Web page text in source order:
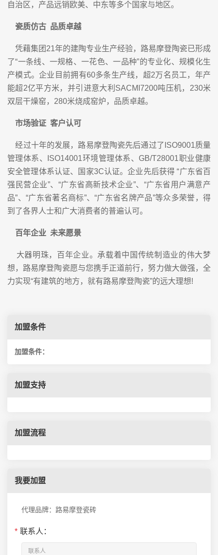
自治区，产品远销欧美、中东等多个国家与地区。
瓷质仿古 品质卓越
凭藉集团21年的建陶专业生产经验，路易摩登陶瓷已形成
了“一条线、一规格、一花色、一品种”的专业化、规模化生
产模式。企业目前拥有60多条生产线，超2万名员工，年产
能超2亿平方米，并引进意大利SACMI7200吨压机，230米
双层干燥窑，280米烧成窑炉，品质卓越。
市场验证 客户认可
经过十年的发展，路易摩登陶瓷先后通过了ISO9001质量
管理体系、ISO14001环境管理体系、GB/T28001职业健康
安全管理体系认证、国家3C认证。企业先后获得 “广东省百
强民营企业”、“广东省高新技术企业”、“广东省用户满意产
品”、“广东省著名商标”、“广东省名牌产品”等众多荣誉，得
到了各界人士和广大消费者的普遍认可。
百年企业 未来愿景
大器明珠，百年企业。承载着中国传统制造业的伟大梦
想，路易摩登陶瓷愿与您携手正道前行，努力做大做强，全
力实现“有建筑的地方，就有路易摩登陶瓷”的远大理想!
加盟条件
加盟条件：
加盟支持
加盟流程
我要加盟
代理品牌：路易摩登瓷砖
* 联系人：